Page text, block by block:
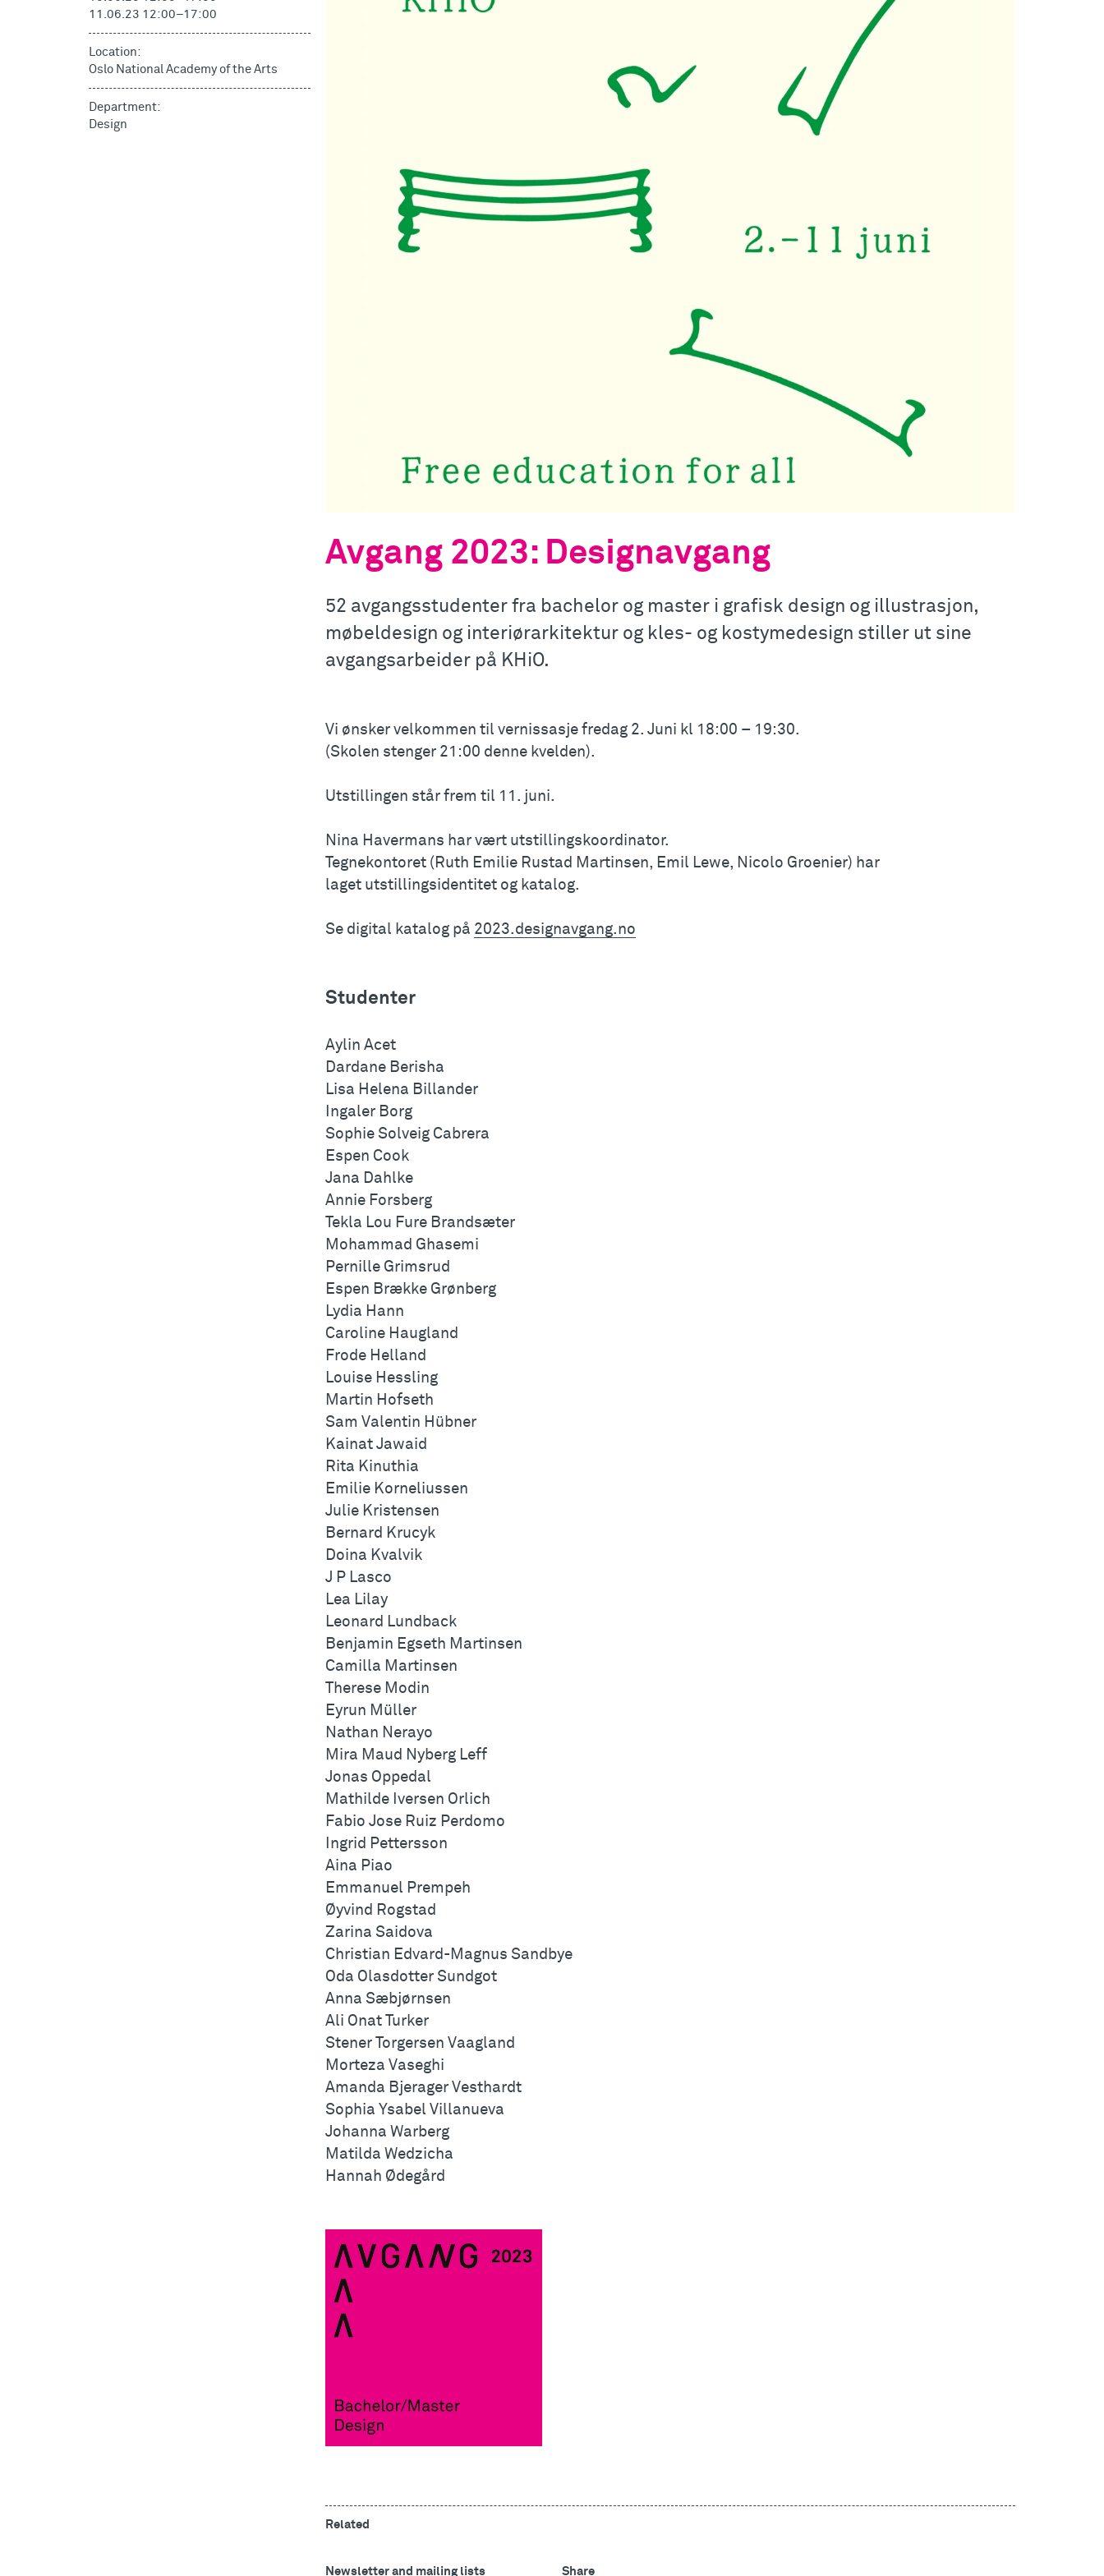
11.06.23 12:00–17:00
Location:
Oslo National Academy of the Arts
Department:
Design
Avgang 2023: Designavgang
52 avgangsstudenter fra bachelor og master i grafisk design og illustrasjon,
møbeldesign og interiørarkitektur og kles- og kostymedesign stiller ut sine
avgangsarbeider på KHiO.
Vi ønsker velkommen til vernissasje fredag 2. Juni kl 18:00 – 19:30.
(Skolen stenger 21:00 denne kvelden).
Utstillingen står frem til 11. juni.
Nina Havermans har vært utstillingskoordinator.
Tegnekontoret (Ruth Emilie Rustad Martinsen, Emil Lewe, Nicolo Groenier) har
laget utstillingsidentitet og katalog.
Se digital katalog på 2023.designavgang.no
Studenter
Aylin Acet
Dardane Berisha
Lisa Helena Billander
Ingaler Borg
Sophie Solveig Cabrera
Espen Cook
Jana Dahlke
Annie Forsberg
Tekla Lou Fure Brandsæter
Mohammad Ghasemi
Pernille Grimsrud
Espen Brække Grønberg
Lydia Hann
Caroline Haugland
Frode Helland
Louise Hessling
Martin Hofseth
Sam Valentin Hübner
Kainat Jawaid
Rita Kinuthia
Emilie Korneliussen
Julie Kristensen
Bernard Krucyk
Doina Kvalvik
J P Lasco
Lea Lilay
Leonard Lundback
Benjamin Egseth Martinsen
Camilla Martinsen
Therese Modin
Eyrun Müller
Nathan Nerayo
Mira Maud Nyberg Leff
Jonas Oppedal
Mathilde Iversen Orlich
Fabio Jose Ruiz Perdomo
Ingrid Pettersson
Aina Piao
Emmanuel Prempeh
Øyvind Rogstad
Zarina Saidova
Christian Edvard-Magnus Sandbye
Oda Olasdotter Sundgot
Anna Sæbjørnsen
Ali Onat Turker
Stener Torgersen Vaagland
Morteza Vaseghi
Amanda Bjerager Vesthardt
Sophia Ysabel Villanueva
Johanna Warberg
Matilda Wedzicha
Hannah Ødegård
Related
Newsletter and mailing lists Share